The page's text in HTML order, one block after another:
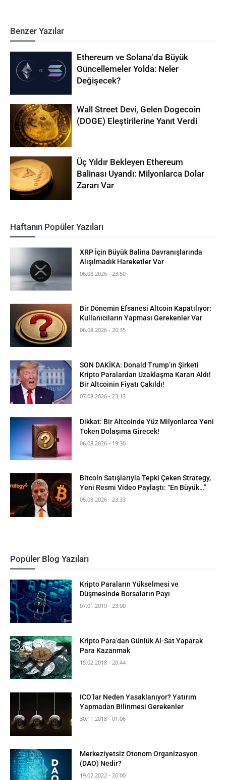
Benzer Yazılar
Ethereum ve Solana’da Büyük
Güncellemeler Yolda: Neler
Değişecek?
Wall Street Devi, Gelen Dogecoin
(DOGE) Eleştirilerine Yanıt Verdi
Üç Yıldır Bekleyen Ethereum
Balinası Uyandı: Milyonlarca Dolar
Zararı Var
Haftanın Popüler Yazıları
XRP İçin Büyük Balina Davranışlarında
Alışılmadık Hareketler Var
06.08.2026 - 23:50
Bir Dönemin Efsanesi Altcoin Kapatılıyor:
Kullanıcıların Yapması Gerekenler Var
06.08.2026 - 20:35
SON DAKİKA: Donald Trump’ın Şirketi
Kripto Paralardan Uzaklaşma Kararı Aldı!
Bir Altcoinin Fiyatı Çakıldı!
07.08.2026 - 23:13
Dikkat: Bir Altcoinde Yüz Milyonlarca Yeni
Token Dolaşıma Girecek!
06.08.2026 - 19:30
Bitcoin Satışlarıyla Tepki Çeken Strategy,
Yeni Resmi Video Paylaştı: “En Büyük…”
05.08.2026 - 23:33
Popüler Blog Yazıları
Kripto Paraların Yükselmesi ve
Düşmesinde Borsaların Payı
07.01.2019 - 23:00
Kripto Para’dan Günlük Al-Sat Yaparak
Para Kazanmak
15.02.2018 - 20:44
ICO’lar Neden Yasaklanıyor? Yatırım
Yapmadan Bilinmesi Gerekenler
30.11.2018 - 01:06
Merkeziyetsiz Otonom Organizasyon
(DAO) Nedir?
19.02.2022 - 20:00